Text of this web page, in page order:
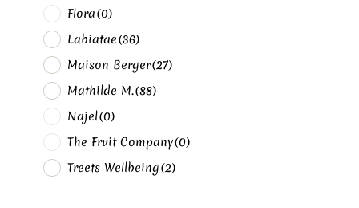
Flora(0)
Labiatae(36)
Maison Berger(27)
Mathilde M.(88)
Najel(0)
The Fruit Company(0)
Treets Wellbeing(2)